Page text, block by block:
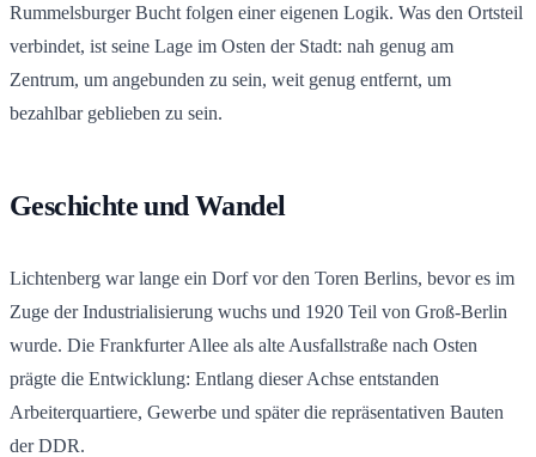
Rummelsburger Bucht folgen einer eigenen Logik. Was den Ortsteil
verbindet, ist seine Lage im Osten der Stadt: nah genug am
Zentrum, um angebunden zu sein, weit genug entfernt, um
bezahlbar geblieben zu sein.
Geschichte und Wandel
Lichtenberg war lange ein Dorf vor den Toren Berlins, bevor es im
Zuge der Industrialisierung wuchs und 1920 Teil von Groß-Berlin
wurde. Die Frankfurter Allee als alte Ausfallstraße nach Osten
prägte die Entwicklung: Entlang dieser Achse entstanden
Arbeiterquartiere, Gewerbe und später die repräsentativen Bauten
der DDR.